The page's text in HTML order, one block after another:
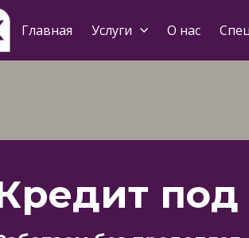
Главная Услуги О нас